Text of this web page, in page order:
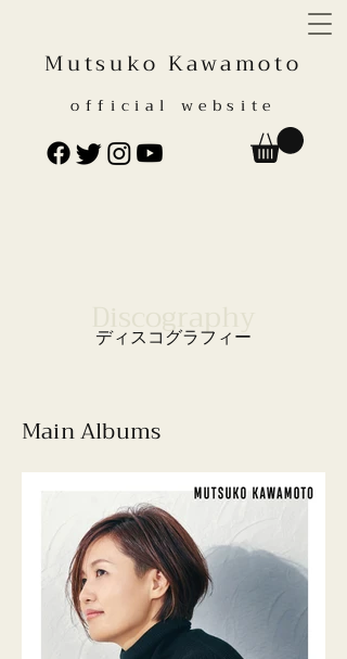
Mutsuko Kawamoto
official website
Discography
ディスコグラフィー
Main Albums